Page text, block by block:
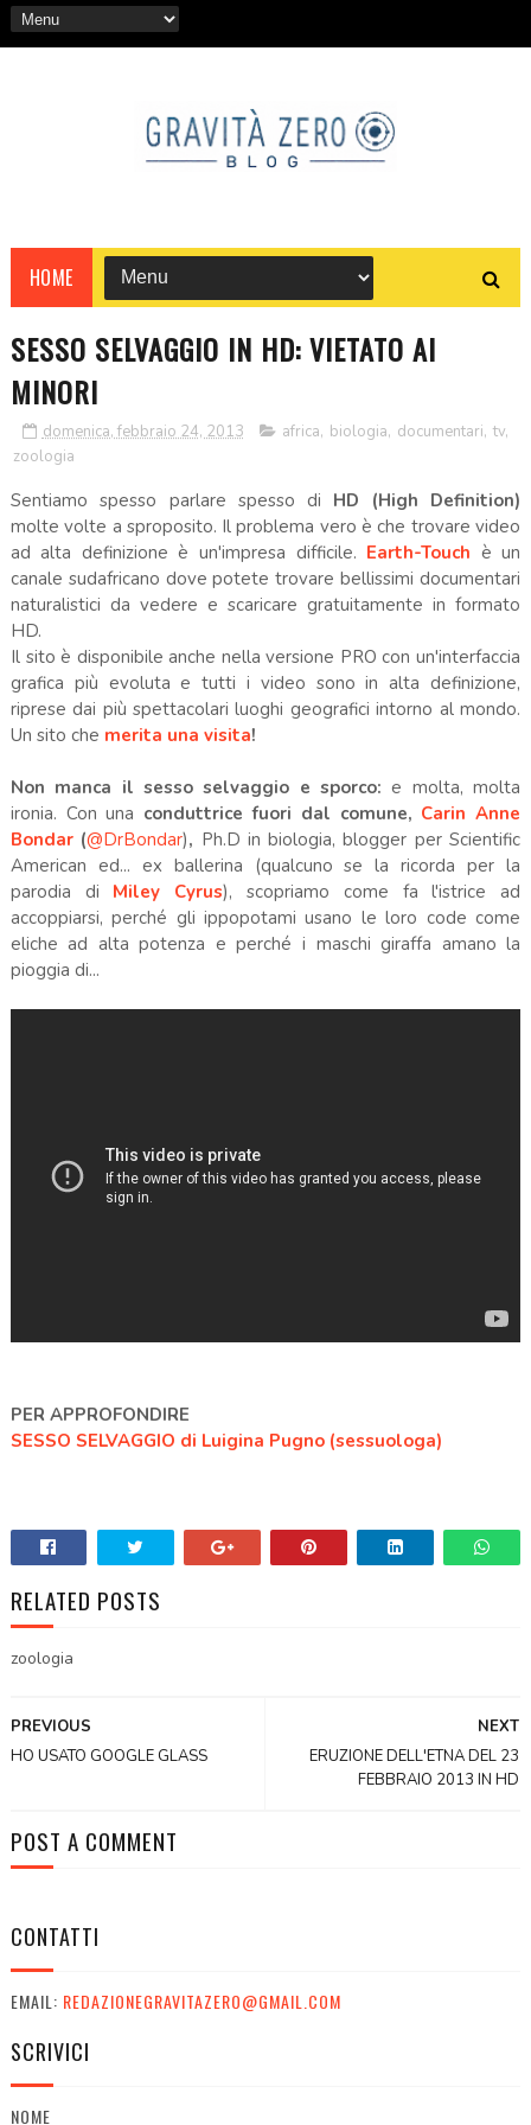
HOME
SESSO SELVAGGIO IN HD: VIETATO AI
MINORI
domenica, febbraio 24, 2013 africa, biologia, documentari, tv,
zoologia
Sentiamo spesso parlare spesso di HD (High Definition)
molte volte a sproposito. Il problema vero è che trovare video
ad alta definizione è un'impresa difficile. Earth-Touch è un
canale sudafricano dove potete trovare bellissimi documentari
naturalistici da vedere e scaricare gratuitamente in formato
HD.
Il sito è disponibile anche nella versione PRO con un'interfaccia
grafica più evoluta e tutti i video sono in alta definizione,
riprese dai più spettacolari luoghi geografici intorno al mondo.
Un sito che merita una visita!
Non manca il sesso selvaggio e sporco: e molta, molta
ironia. Con una conduttrice fuori dal comune, Carin Anne
Bondar(@DrBondar), Ph.D in biologia, blogger per Scientific
American ed... ex ballerina (qualcuno se la ricorda per la
parodia di Miley Cyrus), scopriamo come fa l'istrice ad
accoppiarsi, perché gli ippopotami usano le loro code come
eliche ad alta potenza e perché i maschi giraffa amano la
pioggia di...
PER APPROFONDIRE
SESSO SELVAGGIO di Luigina Pugno (sessuologa)
RELATED POSTS
zoologia
NEXT
ERUZIONE DELL'ETNA DEL 23
FEBBRAIO 2013 IN HD
PREVIOUS
HO USATO GOOGLE GLASS
POST A COMMENT
CONTATTI
EMAIL: REDAZIONEGRAVITAZERO@GMAIL.COM
SCRIVICI
NOME